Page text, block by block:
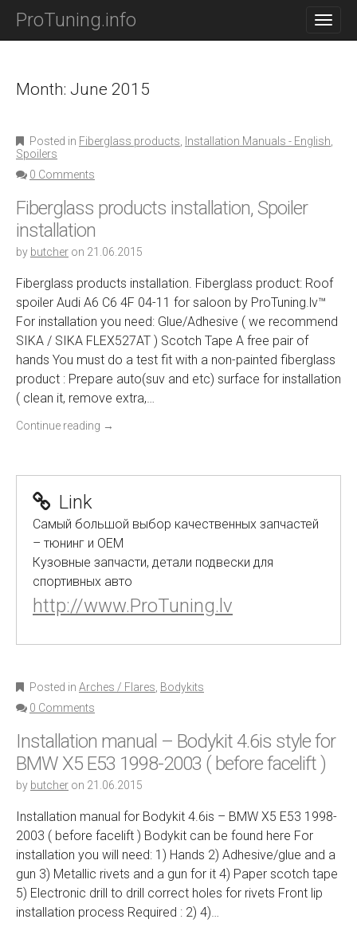
ProTuning.info
Month: June 2015
Posted in Fiberglass products Installation Manuals - English
Spoilers
0 Comments
Fiberglass products installation, Spoiler
installation
by butcher on 21.06.2015
Fiberglass products installation. Fiberglass product: Roof
spoiler Audi A6 C6 4F 04-11 for saloon by ProTuning.lv™
For installation you need: Glue/Adhesive ( we recommend
SIKA / SIKA FLEX527AT ) Scotch Tape A free pair of
hands You must do a test fit with a non-painted fiberglass
product : Prepare auto(suv and etc) surface for installation
( clean it, remove extra,…
Continue reading →
Link
Самый большой выбор качественных запчастей
– тюнинг и ОЕМ
Кузовные запчасти, детали подвески для
спортивных авто
http://www.ProTuning.lv
Posted in Arches / Flares Bodykits
0 Comments
Installation manual – Bodykit 4.6is style for
BMW X5 E53 1998-2003 ( before facelift )
by butcher on 21.06.2015
Installation manual for Bodykit 4.6is – BMW X5 E53 1998-
2003 ( before facelift ) Bodykit can be found here For
installation you will need: 1) Hands 2) Adhesive/glue and a
gun 3) Metallic rivets and a gun for it 4) Paper scotch tape
5) Electronic drill to drill correct holes for rivets Front lip
installation process Required : 2) 4)…